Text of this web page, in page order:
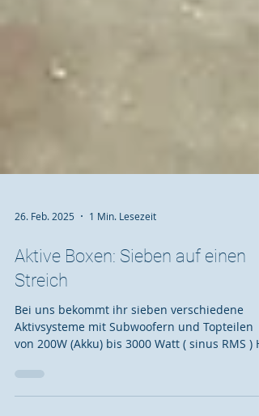
26. Feb. 2025 1 Min. Lesezeit
Aktive Boxen: Sieben auf einen
Streich
Bei uns bekommt ihr sieben verschiedene